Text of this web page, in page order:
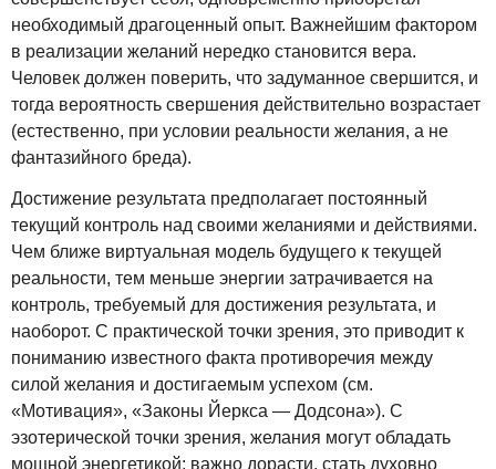
необходимый драгоценный опыт. Важнейшим фактором
в реализации желаний нередко становится вера.
Человек должен поверить, что задуманное свершится, и
тогда вероятность свершения действительно возрастает
(естественно, при условии реальности желания, а не
фантазийного бреда).
Достижение результата предполагает постоянный
текущий контроль над своими желаниями и действиями.
Чем ближе виртуальная модель будущего к текущей
реальности, тем меньше энергии затрачивается на
контроль, требуемый для достижения результата, и
наоборот. С практической точки зрения, это приводит к
пониманию известного факта противоречия между
силой желания и достигаемым успехом (см.
«Мотивация», «Законы Йеркса — Додсона»). С
эзотерической точки зрения, желания могут обладать
мощной энергетикой; важно дорасти, стать духовно